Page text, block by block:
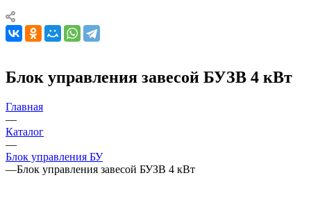
Блок управления завесой БУЗВ 4 кВт
Главная
—
Каталог
—
Блок управления БУ
—Блок управления завесой БУЗВ 4 кВт